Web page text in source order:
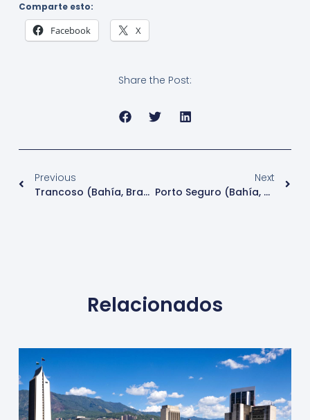
Comparte esto:
Facebook X
Share the Post:
Previous
Trancoso (Bahía, Brasil): Un Refugio Chic Y Rústico De Belleza Natural Y Alma Bohemia
Next
Porto Seguro (Bahía, Brasil): Cuna De Brasil, Fiesta Incesante Y Playas Tropicales
Relacionados